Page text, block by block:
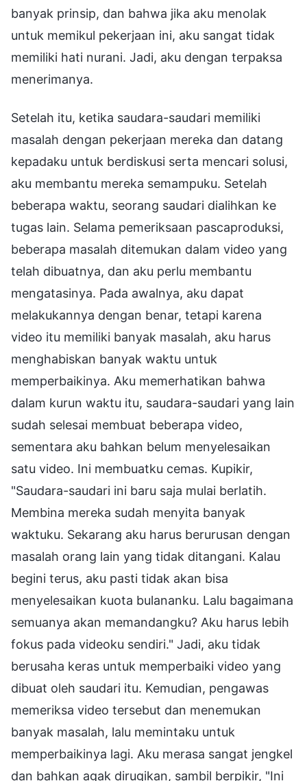
banyak prinsip, dan bahwa jika aku menolak
untuk memikul pekerjaan ini, aku sangat tidak
memiliki hati nurani. Jadi, aku dengan terpaksa
menerimanya.
Setelah itu, ketika saudara-saudari memiliki
masalah dengan pekerjaan mereka dan datang
kepadaku untuk berdiskusi serta mencari solusi,
aku membantu mereka semampuku. Setelah
beberapa waktu, seorang saudari dialihkan ke
tugas lain. Selama pemeriksaan pascaproduksi,
beberapa masalah ditemukan dalam video yang
telah dibuatnya, dan aku perlu membantu
mengatasinya. Pada awalnya, aku dapat
melakukannya dengan benar, tetapi karena
video itu memiliki banyak masalah, aku harus
menghabiskan banyak waktu untuk
memperbaikinya. Aku memerhatikan bahwa
dalam kurun waktu itu, saudara-saudari yang lain
sudah selesai membuat beberapa video,
sementara aku bahkan belum menyelesaikan
satu video. Ini membuatku cemas. Kupikir,
"Saudara-saudari ini baru saja mulai berlatih.
Membina mereka sudah menyita banyak
waktuku. Sekarang aku harus berurusan dengan
masalah orang lain yang tidak ditangani. Kalau
begini terus, aku pasti tidak akan bisa
menyelesaikan kuota bulananku. Lalu bagaimana
semuanya akan memandangku? Aku harus lebih
fokus pada videoku sendiri." Jadi, aku tidak
berusaha keras untuk memperbaiki video yang
dibuat oleh saudari itu. Kemudian, pengawas
memeriksa video tersebut dan menemukan
banyak masalah, lalu memintaku untuk
memperbaikinya lagi. Aku merasa sangat jengkel
dan bahkan agak dirugikan, sambil berpikir, "Ini